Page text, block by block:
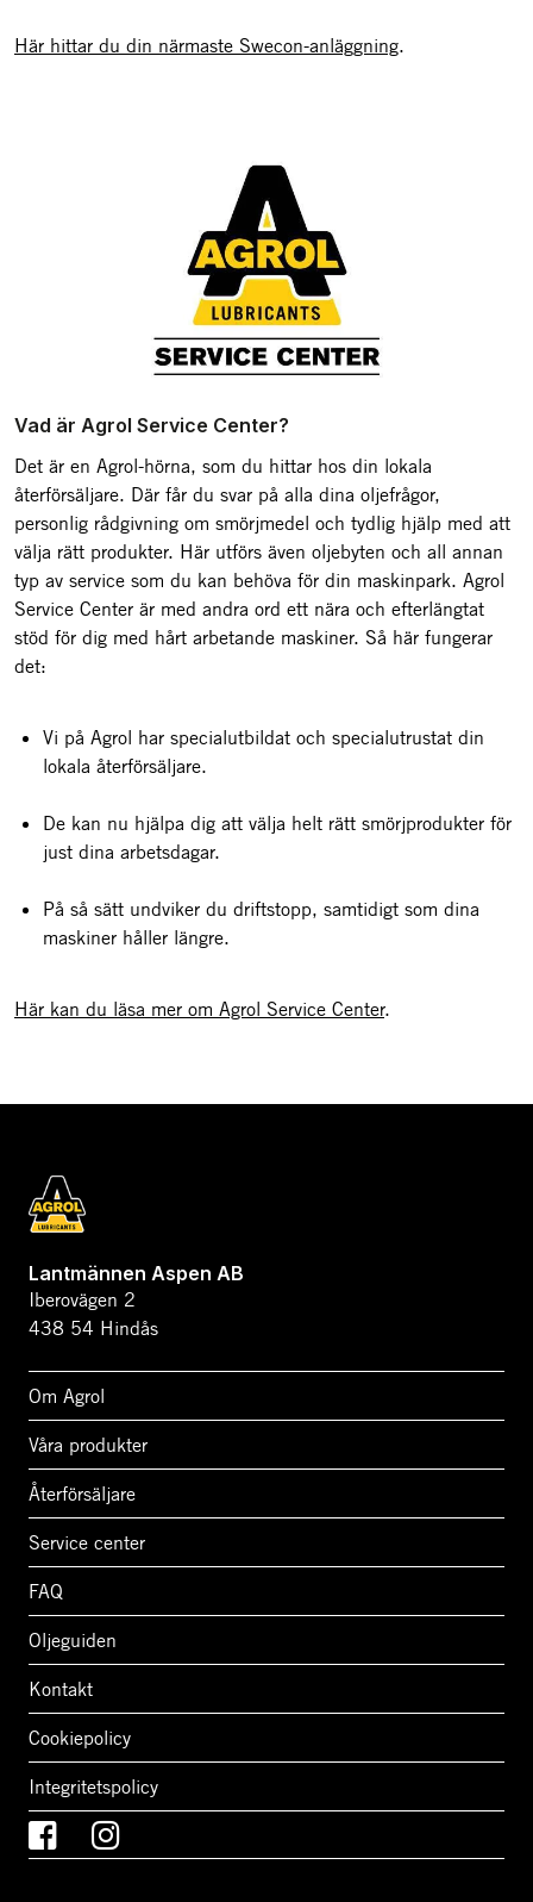
Här hittar du din närmaste Swecon-anläggning.
Vad är Agrol Service Center?
Det är en Agrol-hörna, som du hittar hos din lokala
återförsäljare. Där får du svar på alla dina oljefrågor,
personlig rådgivning om smörjmedel och tydlig hjälp med att
välja rätt produkter. Här utförs även oljebyten och all annan
typ av service som du kan behöva för din maskinpark. Agrol
Service Center är med andra ord ett nära och efterlängtat
stöd för dig med hårt arbetande maskiner. Så här fungerar
det:
Vi på Agrol har specialutbildat och specialutrustat din
lokala återförsäljare.
De kan nu hjälpa dig att välja helt rätt smörjprodukter för
just dina arbetsdagar.
På så sätt undviker du driftstopp, samtidigt som dina
maskiner håller längre.
Här kan du läsa mer om Agrol Service Center.
Lantmännen Aspen AB
Iberovägen 2
438 54 Hindås
Om Agrol
Våra produkter
Återförsäljare
Service center
FAQ
Oljeguiden
Kontakt
Cookiepolicy
Integritetspolicy
FacebookInstagram